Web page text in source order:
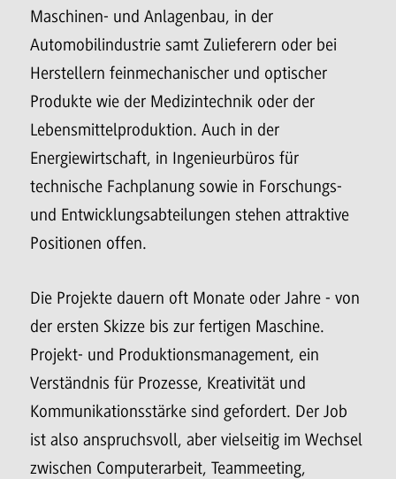
Maschinen- und Anlagenbau, in der
Automobilindustrie samt Zulieferern oder bei
Herstellern feinmechanischer und optischer
Produkte wie der Medizintechnik oder der
Lebensmittelproduktion. Auch in der
Energiewirtschaft, in Ingenieurbüros für
technische Fachplanung sowie in Forschungs-
und Entwicklungsabteilungen stehen attraktive
Positionen offen.
Die Projekte dauern oft Monate oder Jahre - von
der ersten Skizze bis zur fertigen Maschine.
Projekt- und Produktionsmanagement, ein
Verständnis für Prozesse, Kreativität und
Kommunikationsstärke sind gefordert. Der Job
ist also anspruchsvoll, aber vielseitig im Wechsel
zwischen Computerarbeit, Teammeeting,